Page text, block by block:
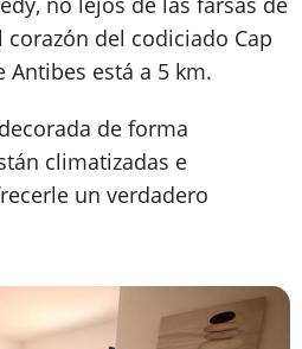
corazón del codiciado Cap
Antibes está a 5 km.
de forma
climatizadas e
un verdadero